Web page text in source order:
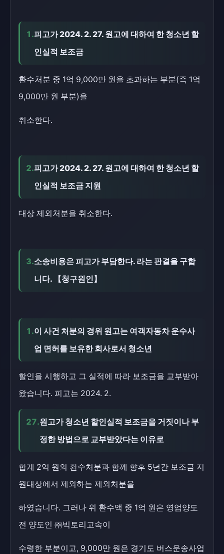
1.피고가 2024. 2. 27. 원고에 대하여 한 청소년 할
인실적 보조금
환수처분 중 1억 9,000만 원을 초과하는 부분(즉 1억
9,000만 원 부분)을
취소한다.
2.피고가 2024. 2. 27. 원고에 대하여 한 청소년 할
인실적 보조금 지원
대상 제외처분을 취소한다.
3.소송비용은 피고가 부담한다. 라는 판결을 구합
니다. 【청구원인】
1.이 사건 처분의 경위 원고는 여객자동차 운수사
업 면허를 보유한 회사로서 청소년
할인을 시행하고 그 실적에 따라 보조금을 교부받아
왔습니다. 피고는 2024. 2.
27.원고가 청소년 할인실적 보조금을 거짓이나 부
정한 방법으로 교부받았다는 이유로
합계 2억 원의 환수처분과 함께 향후 5년간 보조금 지
원대상에서 제외하는 제외처분을
하였습니다. 그러나 위 환수액 중 1억 원은 영업양도
전 양도인 ㈜빅토리고속이
수령한 부분이고, 9,000만 원은 경기도 버스운송사업